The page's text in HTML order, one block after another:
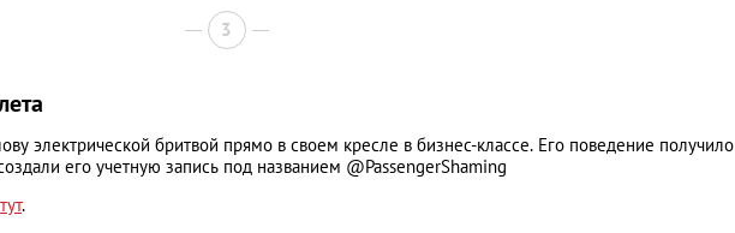
3
электрической бритвой прямо в своем кресле в бизнес-классе. Его поведение получило
его учетную запись под названием @PassengerShaming
тут.